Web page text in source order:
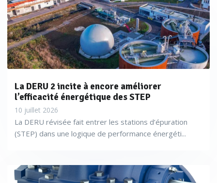
La DERU 2 incite à encore améliorer
l’efficacité énergétique des STEP
10 juillet 2026
La DERU révisée fait entrer les stations d’épuration
(STEP) dans une logique de performance énergéti...